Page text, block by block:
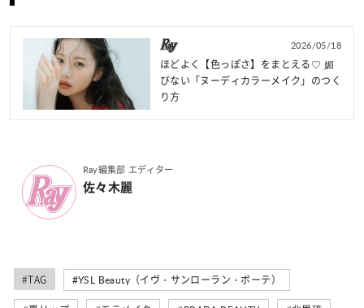
2026/05/18
ほどよく【色っぽさ】をまとえる♡ 媚
びない「ヌーディカラーメイク」のつく
り方
Ray編集部 エディター
佐々木麗
#TAG #YSL Beauty（イヴ・サンローラン・ボーテ）